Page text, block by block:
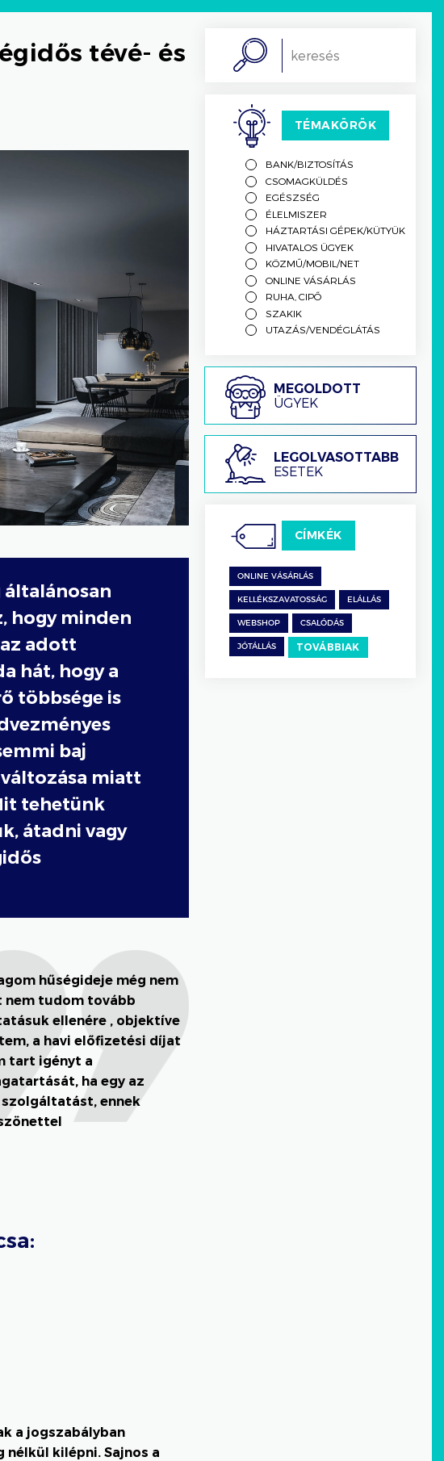
tévé- és
általánosan
hogy minden
adott
hát, hogy a
többsége is
baj
miatt
tehetünk
átadni vagy
hűségideje még nem
nem tudom tovább
ellenére , objektíve
a havi előfizetési díjat
tart igényt a
ha egy az
ennek
a jogszabályban
kilépni. Sajnos a
Search
TÉMAKÖRÖK
BANK/BIZTOSÍTÁS
CSOMAGKÜLDÉS
EGÉSZSÉG
ÉLELMISZER
HÁZTARTÁSI GÉPEK/KÜTYÜK
HIVATALOS ÜGYEK
KÖZMŰ/MOBIL/NET
ONLINE VÁSÁRLÁS
RUHA, CIPŐ
SZAKIK
UTAZÁS/VENDÉGLÁTÁS
Megoldott
ügyek
MEGOLDOTT
ÜGYEK
Legolvasottabb
esetek
LEGOLVASOTTABB
ESETEK
CÍMKÉK
ONLINE VÁSÁRLÁS
KELLÉKSZAVATOSSÁG ELÁLLÁS
WEBSHOP CSALÓDÁS
JÓTÁLLÁS TOVÁBBIAK